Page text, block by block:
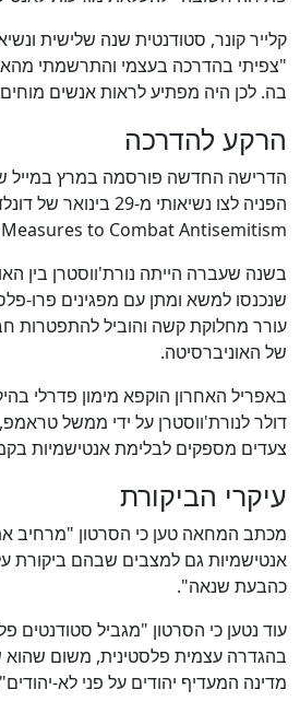
קלייר קונר, סטודנטית שנה שלישית
"צפיתי בהדרכה בעצמי והתרשמתי
בה. לכן היה מפתיע לראות אנשים
הרקע להדרכה
הדרישה החדשה פורסמה במרץ במייל
Measures to Combat Antisemitism".
בשנה שעברה הייתה נורת'ווסטרן בין
שנכנסו למשא ומתן עם מפגינים פרו-
עורר מחלוקת קשה והוביל להתפטרות
של האוניברסיטה.
דולר לנורת'ווסטרן על ידי ממשל
צעדים מספקים לבלימת אנטישמיות
עיקרי הביקורת
מכתב המחאה טען כי הסרטון "מרחיב
אנטישמיות גם למצבים שבהם ביקורת
כהבעת שנאה".
עוד נטען כי הסרטון "מגביל סטודנטים
בהגדרה עצמית פלסטינית, משום שהוא
מדינה המעדיף יהודים על פני לא-
100%כן